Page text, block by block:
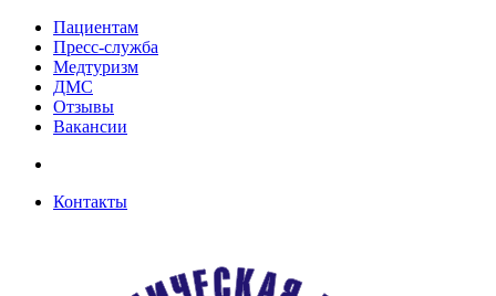
Пациентам
Пресс-служба
Медтуризм
ДМС
Отзывы
Вакансии
Контакты